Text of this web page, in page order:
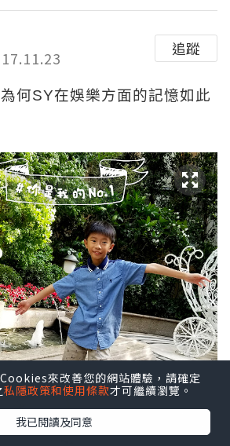
追蹤
何SY在娛樂方面的記憶如此
來改善您的網站體驗，請確定
私隱政策和使用條款才可繼續瀏覽。
我已閱讀及同意